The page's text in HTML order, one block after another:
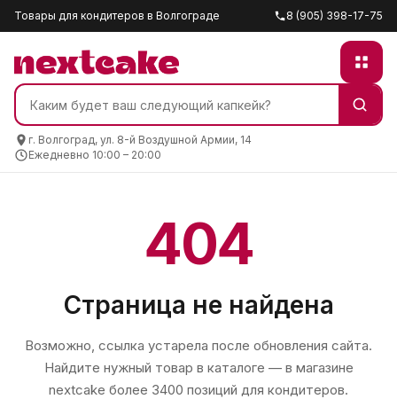
Товары для кондитеров в Волгограде 8 (905) 398-17-75
г. Волгоград, ул. 8-й Воздушной Армии, 14
Ежедневно 10:00 – 20:00
404
Страница не найдена
Возможно, ссылка устарела после обновления сайта.
Найдите нужный товар в каталоге — в магазине
nextcake более 3400 позиций для кондитеров.